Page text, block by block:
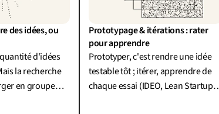
des idées, ou
d'idées
la recherche
en groupe
Prototypage & itérations : rater
pour apprendre
Prototyper, c'est rendre une idée
testable tôt ; itérer, apprendre de
chaque essai (IDEO, Lean Startup).